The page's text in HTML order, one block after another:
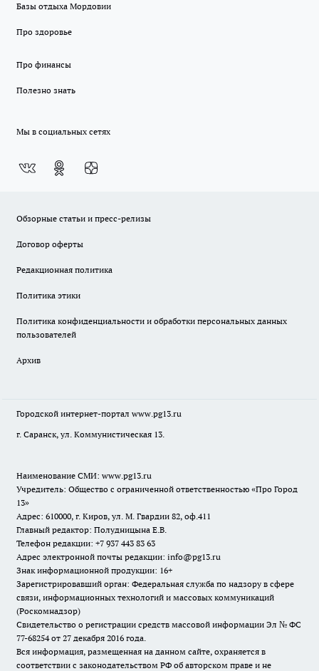
Базы отдыха Мордовии
Про здоровье
Про финансы
Полезно знать
Мы в социальных сетях
Обзорные статьи и пресс-релизы
Договор оферты
Редакционная политика
Политика этики
Политика конфиденциальности и обработки персональных данных
пользователей
Архив
Городской интернет-портал www.pg13.ru
г. Саранск, ул. Коммунистическая 13.
Наименование СМИ: www.pg13.ru
Учредитель: Общество с ограниченной ответственностью «Про Город
13»
Адрес: 610000, г. Киров, ул. М. Гвардии 82, оф.411
Главный редактор: Полудницына Е.В.
Телефон редакции: +7 937 443 83 63
Адрес электронной почты редакции: info@pg13.ru
Знак информационной продукции: 16+
Зарегистрировавший орган: Федеральная служба по надзору в сфере
связи, информационных технологий и массовых коммуникаций
(Роскомнадзор)
Свидетельство о регистрации средств массовой информации Эл № ФС
77-68254 от 27 декабря 2016 года.
Вся информация, размещенная на данном сайте, охраняется в
соответствии с законодательством РФ об авторском праве и не